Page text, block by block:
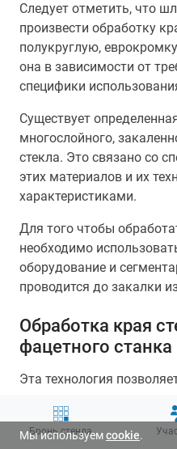
Следует отметить, что
произвести обработку
полукруглую,
она в зависимости от
специфики
Существует
многослойного,
стекла. Это связано со
этих материалов и их
характеристиками.
Для того чтобы
необходимо
оборудование и
проводится до закалки
Обработка края
фацетного станка
Эта технология
завершенный вид.
создаваться как на
Бронь стенда
Мы используемcookie.